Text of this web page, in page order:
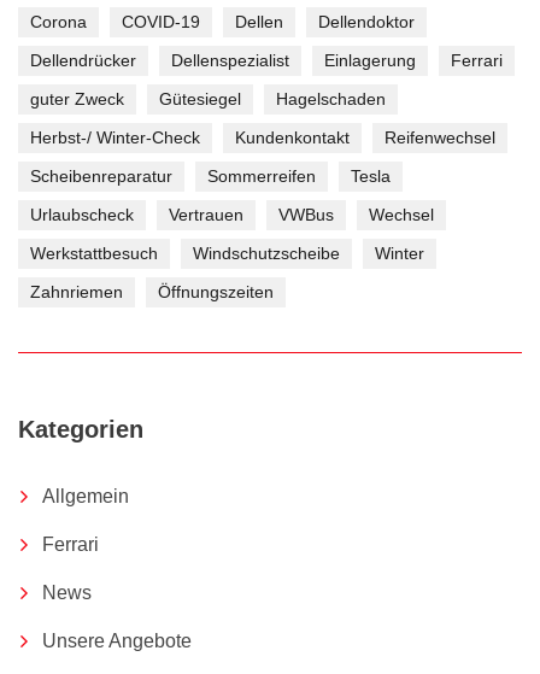
Corona
COVID-19 Dellen
Dellendoktor
Dellendrücker
Dellenspezialist Einlagerung
Ferrari
guter Zweck
Gütesiegel
Hagelschaden
Herbst-/ Winter-Check
Kundenkontakt
Reifenwechsel
Scheibenreparatur
Sommerreifen
Tesla
Urlaubscheck
Vertrauen VWBus
Wechsel
Werkstattbesuch
Windschutzscheibe
Winter
Zahnriemen
Öffnungszeiten
Kategorien
Allgemein
Ferrari
News
Unsere Angebote